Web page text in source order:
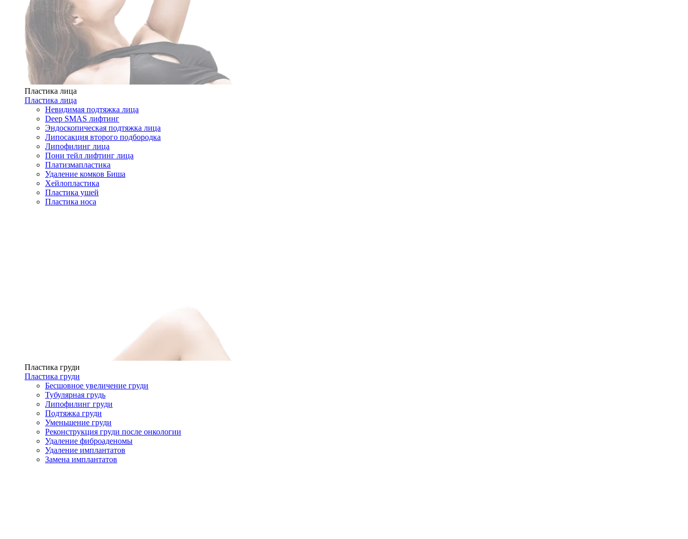
Пластика лица
Пластика лица
Невидимая подтяжка лица
Deep SMAS лифтинг
Эндоскопическая подтяжка лица
Липосакция второго подбородка
Липофилинг лица
Пони тейл лифтинг лица
Платизмапластика
Удаление комков Биша
Хейлопластика
Пластика ушей
Пластика носа
Пластика груди
Пластика груди
Бесшовное увеличение груди
Тубулярная грудь
Липофилинг груди
Подтяжка груди
Уменьшение груди
Реконструкция груди после онкологии
Удаление фиброаденомы
Удаление имплантатов
Замена имплантатов